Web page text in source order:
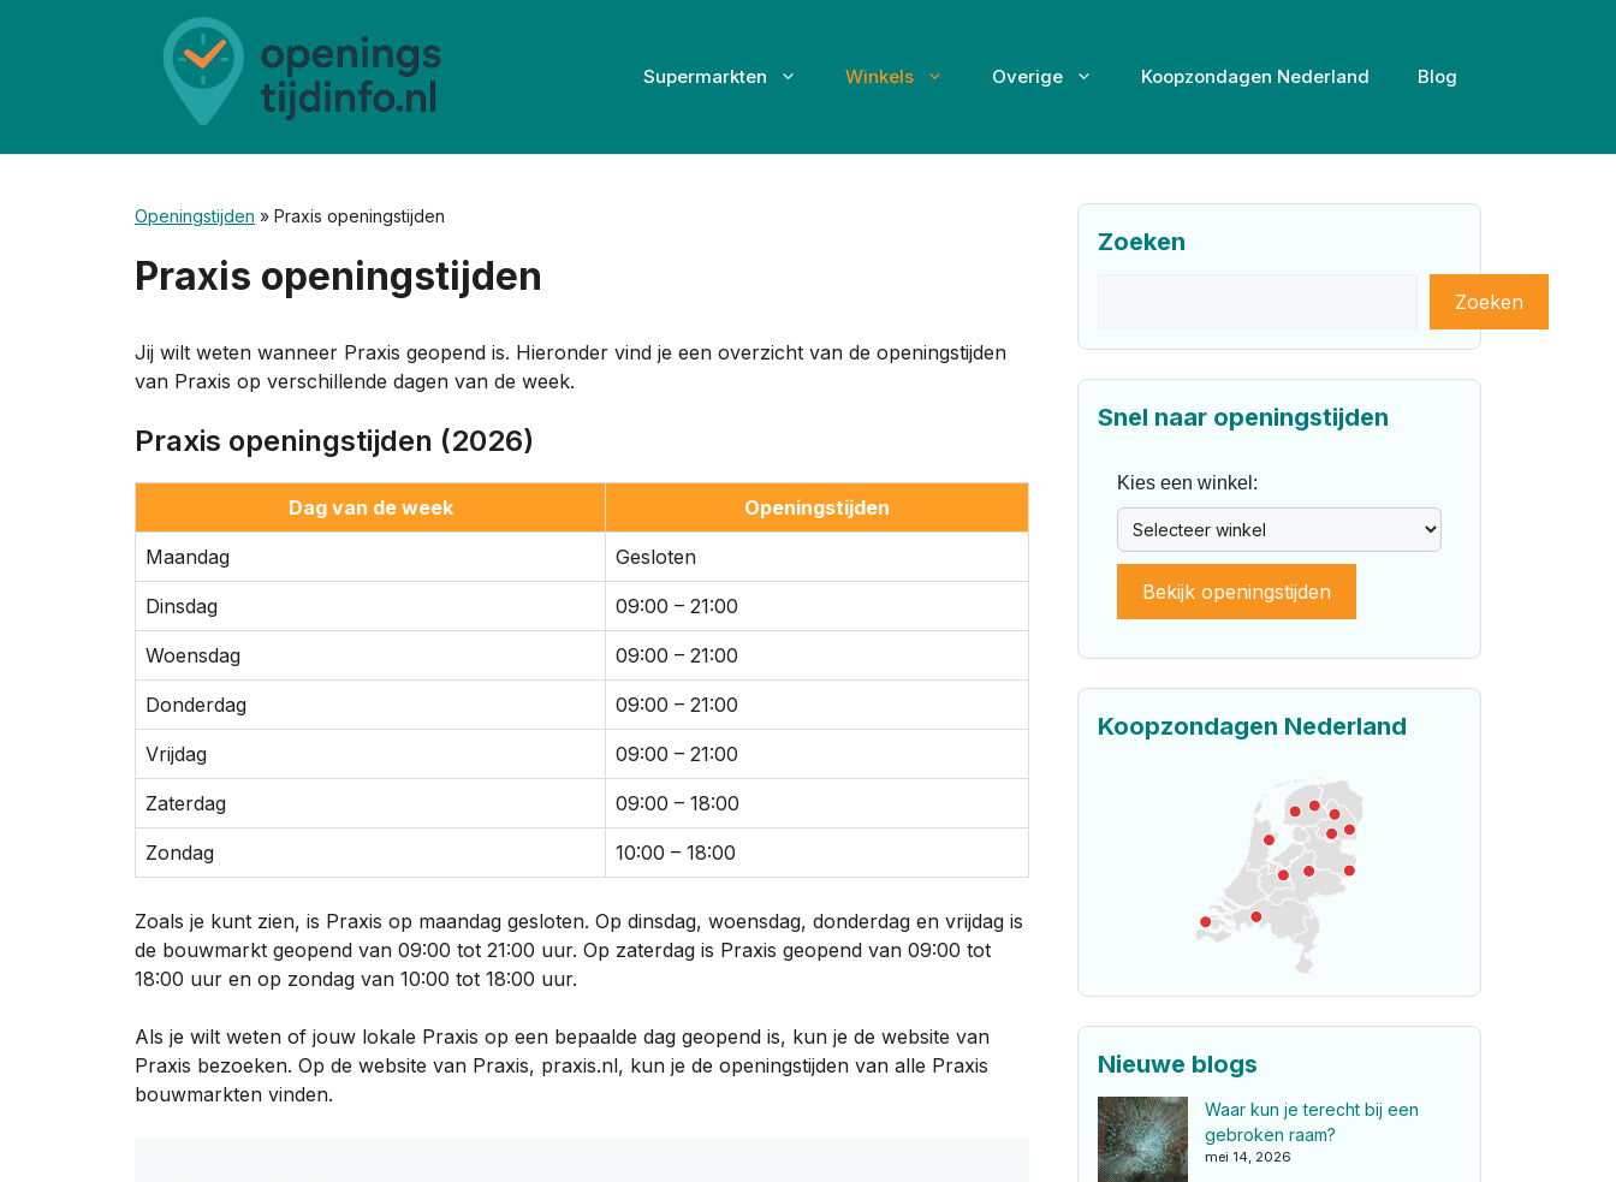
Supermarkten Winkels Overige Koopzondagen Nederland Blog
Openingstijden » Praxis openingstijden
Praxis openingstijden
Jij wilt weten wanneer Praxis geopend is. Hieronder vind je een overzicht van de openingstijden
van Praxis op verschillende dagen van de week.
Praxis openingstijden (2026)
Dag van de week Openingstijden
Maandag Gesloten
Dinsdag 09:00 – 21:00
Woensdag 09:00 – 21:00
Donderdag 09:00 – 21:00
Vrijdag 09:00 – 21:00
Zaterdag 09:00 – 18:00
Zondag 10:00 – 18:00
Zoals je kunt zien, is Praxis op maandag gesloten. Op dinsdag, woensdag, donderdag en vrijdag is
de bouwmarkt geopend van 09:00 tot 21:00 uur. Op zaterdag is Praxis geopend van 09:00 tot
18:00 uur en op zondag van 10:00 tot 18:00 uur.
Als je wilt weten of jouw lokale Praxis op een bepaalde dag geopend is, kun je de website van
Praxis bezoeken. Op de website van Praxis, praxis.nl, kun je de openingstijden van alle Praxis
bouwmarkten vinden.
Zoeken
Zoeken
Snel naar openingstijden
Kies een winkel:
Bekijk openingstijden
Koopzondagen Nederland
Nieuwe blogs
Waar kun je terecht bij een
gebroken raam?
mei 14, 2026